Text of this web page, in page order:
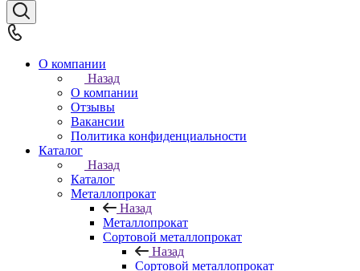
О компании
Назад
О компании
Отзывы
Вакансии
Политика конфиденциальности
Каталог
Назад
Каталог
Металлопрокат
Назад
Металлопрокат
Сортовой металлопрокат
Назад
Сортовой металлопрокат